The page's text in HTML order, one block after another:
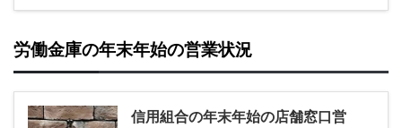
労働金庫の年末年始の営業状況
信用組合の年末年始の店舗窓口営